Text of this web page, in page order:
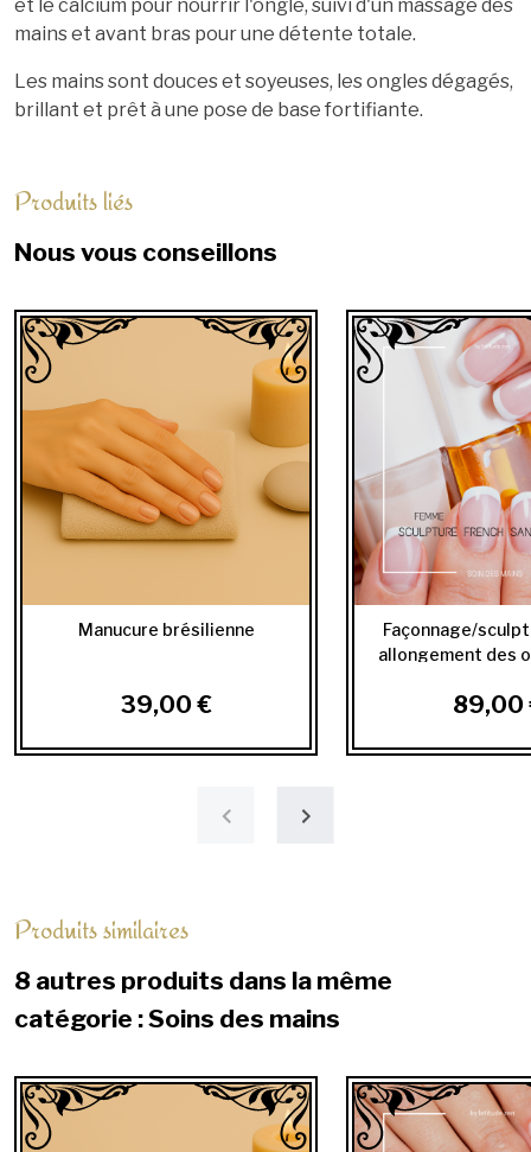
et le calcium pour nourrir l'ongle, suivi d'un massage des
mains et avant bras pour une détente totale.
Les mains sont douces et soyeuses, les ongles dégagés,
brillant et prêt à une pose de base fortifiante.
Produits liés
Nous vous conseillons
Manucure brésilienne
39,00 €
Façonnage/
allongement des
89,00
Produits similaires
8 autres produits dans la même
catégorie : Soins des mains